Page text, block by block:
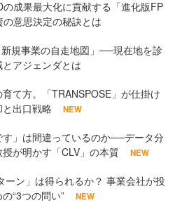
成果最大化に貢献する「進化版FP
意思決定の秘訣とは
規事業の自走地図」──現在地を診
アジェンダとは
て方。「TRANSPOSE」が仕掛け
出口戦略
NEW
」は間違っているのか──データ分
が明かす「CLV」の本質
NEW
ーン」は得られるか？ 事業会社が投
“3つの問い”
NEW